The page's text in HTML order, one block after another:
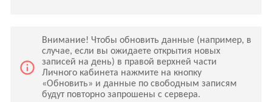
info_outline
Внимание! Чтобы обновить данные (например, в
случае, если вы ожидаете открытия новых
записей на день) в правой верхней части
Личного кабинета нажмите на кнопку
«Обновить» и данные по свободным записям
будут повторно запрошены с сервера.